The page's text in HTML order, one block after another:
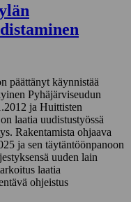
päättänyt käynnistää
Pyhäjärviseudun
ja Huittisten
laatia uudistustyössä
Rakentamista ohjaava
ja sen täytäntöönpanoon
uuden lain
laatia
ohjeistus